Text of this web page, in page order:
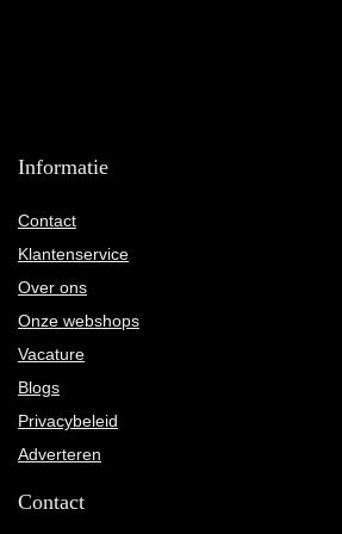
Informatie
Contact
Klantenservice
Over ons
Onze webshops
Vacature
Blogs
Privacybeleid
Adverteren
Contact